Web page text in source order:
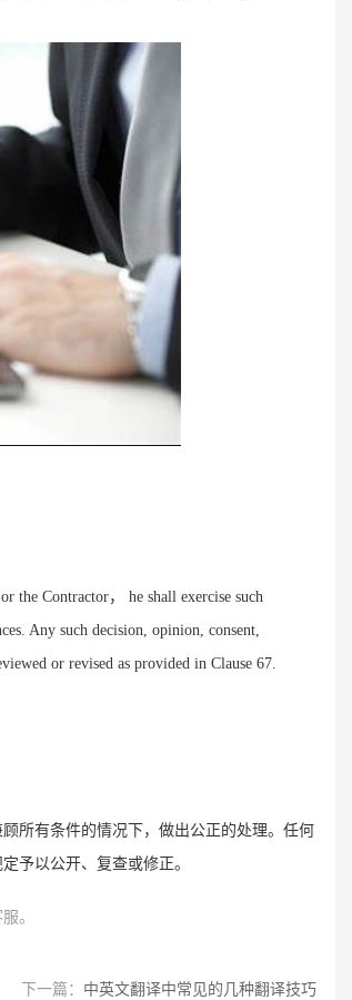
the Contractor，
he shall exercise such
Any such decision, opinion, consent,
or revised as provided in Clause 67.
所有条件的情况下，做出公正的处理。任何
予以公开、复查或修正。
。
下一篇： 中英文翻译中常见的几种翻译技巧